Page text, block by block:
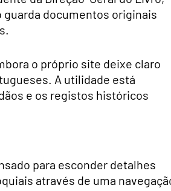
documentos originais
o próprio site deixe claro
A utilidade está
e os registos históricos
para esconder detalhes
através de uma